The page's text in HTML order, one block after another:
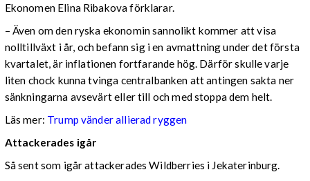
Ekonomen Elina Ribakova förklarar.
– Även om den ryska ekonomin sannolikt kommer att visa
nolltillväxt i år, och befann sig i en avmattning under det första
kvartalet, är inflationen fortfarande hög. Därför skulle varje
liten chock kunna tvinga centralbanken att antingen sakta ner
sänkningarna avsevärt eller till och med stoppa dem helt.
Läs mer: Trump vänder allierad ryggen
Attackerades igår
Så sent som igår attackerades Wildberries i Jekaterinburg.